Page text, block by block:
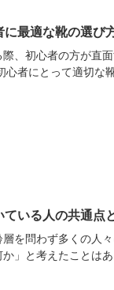
最適な靴の選び
、初心者の方が直
心者にとって適切な
ている人の共通点
を問わず多くの人
」と考えたことは